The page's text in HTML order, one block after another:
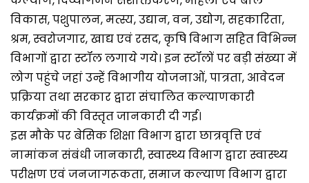
विकास, पशुपालन, मत्स्य, उद्यान, वन, उद्योग, सहकारिता,
श्रम, स्वरोजगार, खाद्य एवं रसद, कृषि विभाग सहित विभिन्न
विभागों द्वारा स्टॉल लगाये गये। इन स्टॉलों पर बड़ी संख्या में
लोग पहुंचे जहां उन्हें विभागीय योजनाओं, पात्रता, आवेदन
प्रक्रिया तथा सरकार द्वारा संचालित कल्याणकारी
कार्यक्रमों की विस्तृत जानकारी दी गई।
इस मौके पर बेसिक शिक्षा विभाग द्वारा छात्रवृत्ति एवं
नामांकन संबंधी जानकारी, स्वास्थ्य विभाग द्वारा स्वास्थ्य
परीक्षण एवं जनजागरूकता, समाज कल्याण विभाग द्वारा